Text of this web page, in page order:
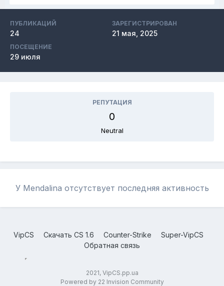
ПУБЛИКАЦИЙ
24
ЗАРЕГИСТРИРОВАН
21 мая, 2025
ПОСЕЩЕНИЕ
29 июля
РЕПУТАЦИЯ
0
Neutral
У Mendalina отсутствует последняя активность
VipCS Скачать CS 1.6 Counter-Strike
Super-VipCS
Обратная связь
2021, VipCS.pp.ua
Powered by 22 Invision Community